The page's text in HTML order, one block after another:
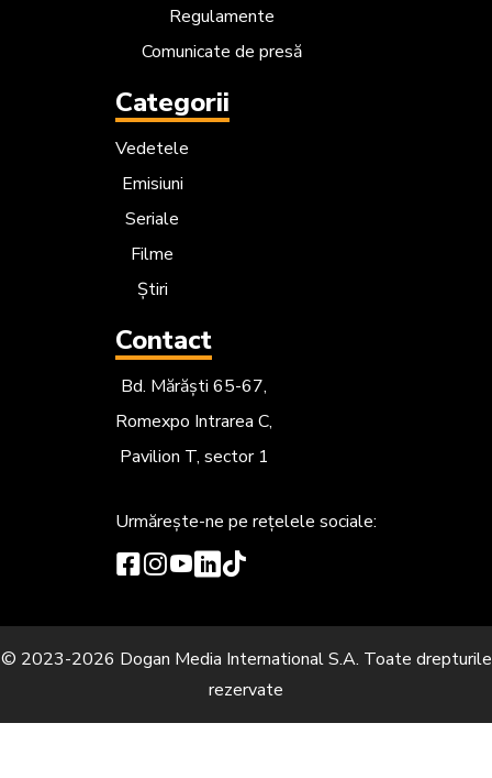
Regulamente
Comunicate de presă
Categorii
Vedetele
Emisiuni
Seriale
Filme
Știri
Contact
Bd. Mărăști 65-67,
Romexpo Intrarea C,
Pavilion T, sector 1
Urmărește-ne pe rețelele sociale:
© 2023-2026 Dogan Media International S.A. Toate drepturile
rezervate